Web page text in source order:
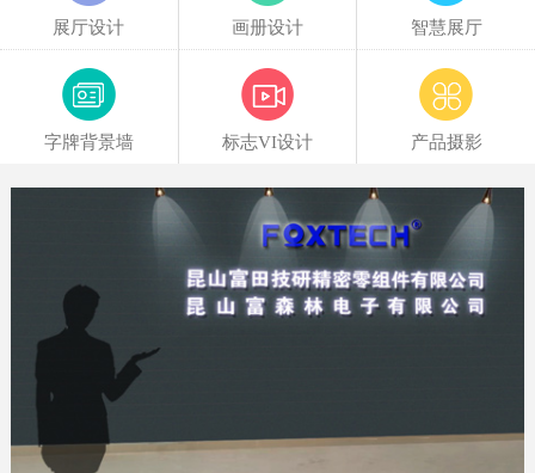
展厅设计 画册设计 智慧展厅
字牌背景墙 标志VI设计 产品摄影